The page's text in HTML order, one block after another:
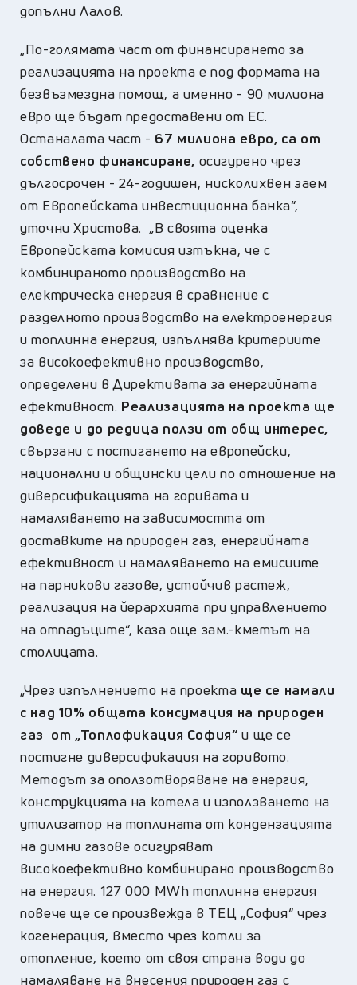
допълни Лалов.
„По-голямата част от финансирането за
реализацията на проекта е под формата на
безвъзмездна помощ, а именно - 90 милиона
евро ще бъдат предоставени от ЕС.
Останалата част - 67 милиона евро, са от
собствено финансиране, осигурено чрез
дългосрочен - 24-годишен, нисколихвен заем
от Европейската инвестиционна банка“,
уточни Христова. „В своята оценка
Европейската комисия изтъкна, че с
комбинираното производство на
електрическа енергия в сравнение с
разделното производство на електроенергия
и топлинна енергия, изпълнява критериите
за високоефективно производство,
определени в Директивата за енергийната
ефективност. Реализацията на проекта ще
доведе и до редица ползи от общ интерес,
свързани с постигането на европейски,
национални и общински цели по отношение на
диверсификацията на горивата и
намаляването на зависимостта от
доставките на природен газ, енергийната
ефективност и намаляването на емисиите
на парникови газове, устойчив растеж,
реализация на йерархията при управлението
на отпадъците“, каза още зам.-кметът на
столицата.
„Чрез изпълнението на проекта ще се намали
с над 10% общата консумация на природен
газ от „Топлофикация София“ и ще се
постигне диверсификация на горивото.
Методът за оползотворяване на енергия,
конструкцията на котела и използването на
утилизатор на топлината от кондензацията
на димни газове осигуряват
високоефективно комбинирано производство
на енергия. 127 000 MWh топлинна енергия
повече ще се произвежда в ТЕЦ „София“ чрез
когенерация, вместо чрез котли за
отопление, което от своя страна води до
намаляване на внесения природен газ с